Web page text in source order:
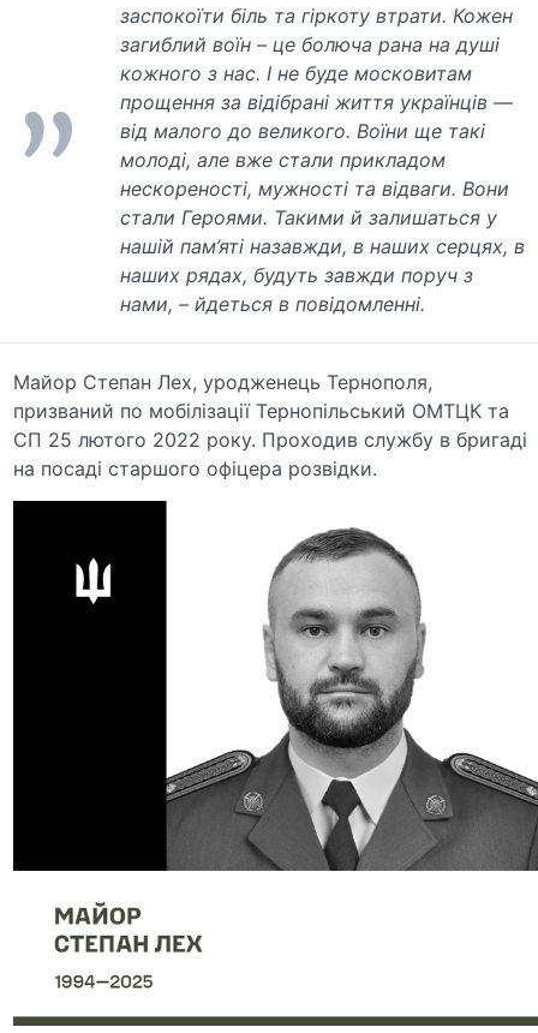
заспокоїти біль та гіркоту втрати. Кожен
загиблий воїн – це болюча рана на душі
кожного з нас. І не буде московитам
прощення за відібрані життя українців —
від малого до великого. Воїни ще такі
молоді, але вже стали прикладом
нескореності, мужності та відваги. Вони
стали Героями. Такими й залишаться у
нашій пам’яті назавжди, в наших серцях, в
наших рядах, будуть завжди поруч з
нами, – йдеться в повідомленні.
Майор Степан Лех, уродженець Тернополя,
призваний по мобілізації Тернопільський ОМТЦК та
СП 25 лютого 2022 року. Проходив службу в бригаді
на посаді старшого офіцера розвідки.